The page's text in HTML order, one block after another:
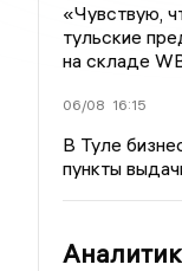
«Чувствую,
тульские
на складе
06/08 16:15
В Туле
пункты